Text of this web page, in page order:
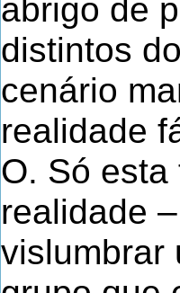
abrigo de
distintos
cenário
realidade
O. Só
realidade
vislumbrar